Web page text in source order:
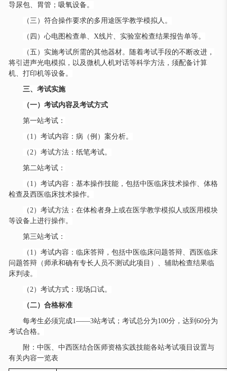
导尿包、胃管；吸氧设备。
（三）符合操作要求的多用途医学教学模拟人。
（四）心电图检查单、 X线片、实验室检查结果报告单等。
（五）实施考试所需的其他器材。随着考试手段的不断改进，
将引进声光电模拟，以及微机人机对话等科学方法，须配备计算
机、打印机等设备。
三、考试实施
（一）考试内容及考试方式
第一站考试：
（ 1）考试内容：病（例）案分析。
（ 2）考试方法：纸笔考试。
第二站考试：
（ 1）考试内容：基本操作技能，包括中医临床技术操作、体格
检查及西医临床技术操作。
（ 2）考试方法：在体检者身上或在医学教学模拟人或医用模块
等设备上进行操作。
第三站考试：
（ 1）考试内容：临床答辩，包括中医临床问题答辩、西医临床
问题答辩（师承和确有专长人员不测试此项目）、辅助检查结果临
床判读。
（ 2）考试方式：现场口试。
（二）合格标准
每考生必须完成1——3站考试；考试总分为100分，达到60分为
考试合格。
附：中医、中西医结合医师资格实践技能各站考试项目设置与
有关内容一览表